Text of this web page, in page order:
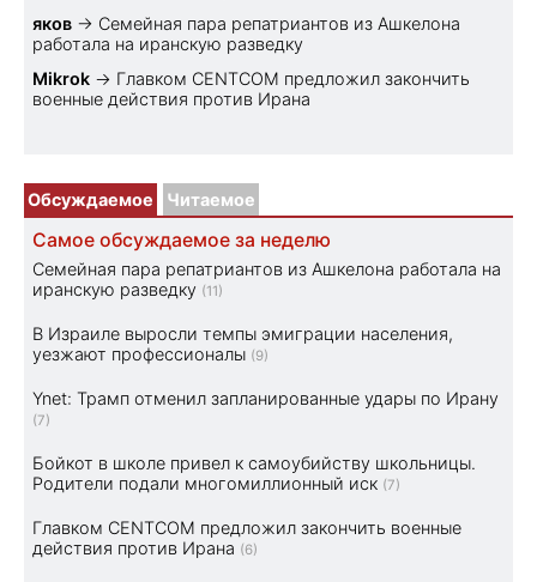
яков → Семейная пара репатриантов из Ашкелона
работала на иранскую разведку
Mikrok → Главком CENTCOM предложил закончить
военные действия против Ирана
Обсуждаемое Читаемое
Самое обсуждаемое за неделю
Семейная пара репатриантов из Ашкелона работала на
иранскую разведку (11)
В Израиле выросли темпы эмиграции населения,
уезжают профессионалы (9)
Ynet: Трамп отменил запланированные удары по Ирану
(7)
Бойкот в школе привел к самоубийству школьницы.
Родители подали многомиллионный иск (7)
Главком CENTCOM предложил закончить военные
действия против Ирана (6)